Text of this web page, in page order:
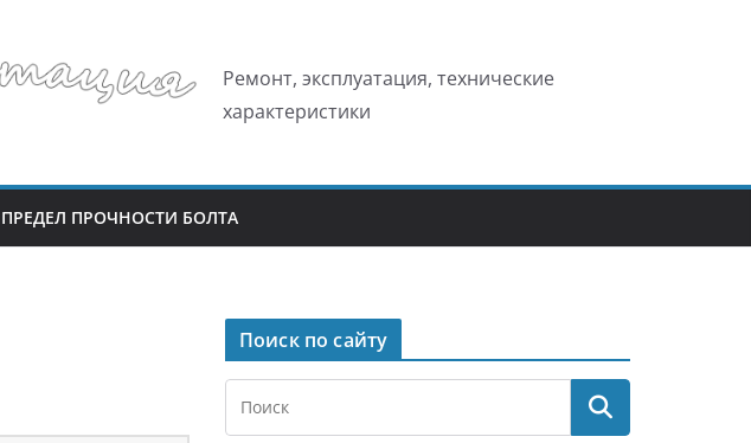
Ремонт, эксплуатация, технические
характеристики
ПРЕДЕЛ ПРОЧНОСТИ БОЛТА
Поиск по сайту